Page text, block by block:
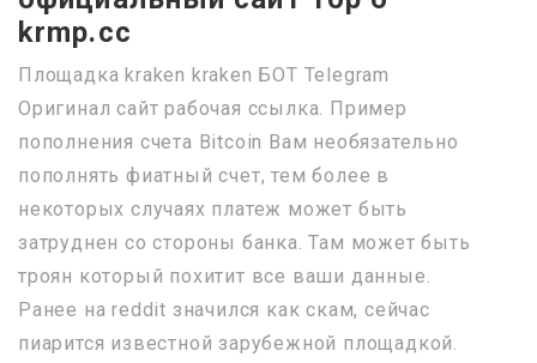
krmp.cc
Площадка kraken kraken БОТ Telegram
Оригинал сайт рабочая ссылка. Пример
пополнения счета Bitcoin Вам необязательно
пополнять фиатный счет, тем более в
некоторых случаях платеж может быть
затруднен со стороны банка. Там может быть
троян который похитит все ваши данные.
Ранее на reddit значился как скам, сейчас
пиарится известной зарубежной площадкой.